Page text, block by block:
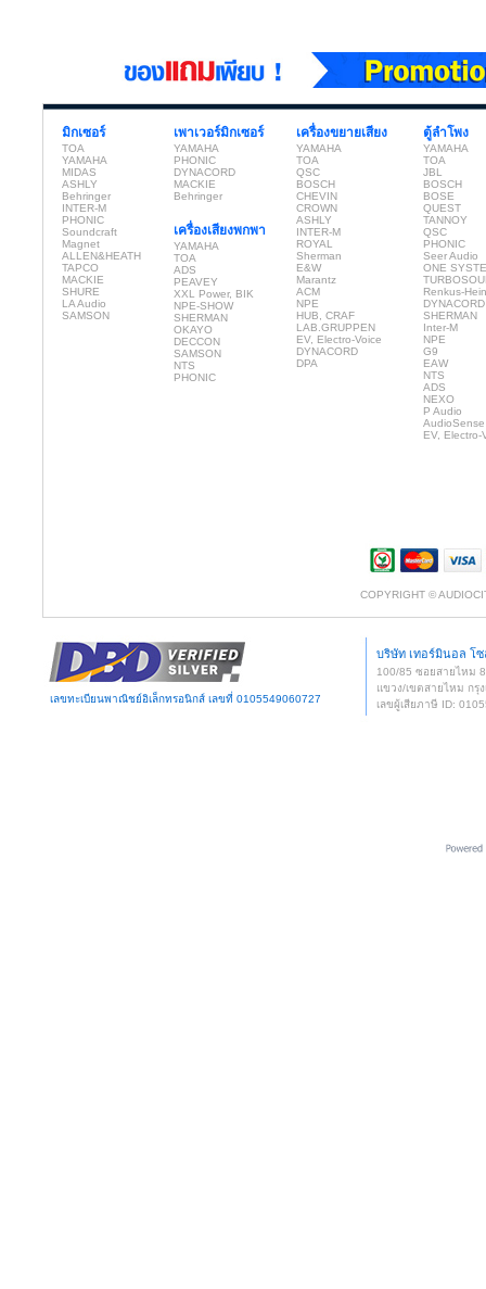
มิกเซอร์
TOA
YAMAHA
MIDAS
ASHLY
Behringer
INTER-M
PHONIC
Soundcraft
Magnet
ALLEN&HEATH
TAPCO
MACKIE
SHURE
LA Audio
SAMSON
เพาเวอร์มิกเซอร์
YAMAHA
PHONIC
DYNACORD
MACKIE
Behringer
เครื่องเสียงพกพา
YAMAHA
TOA
ADS
PEAVEY
XXL Power, BIK
NPE-SHOW
SHERMAN
OKAYO
DECCON
SAMSON
NTS
PHONIC
เครื่องขยายเสียง
YAMAHA
TOA
QSC
BOSCH
CHEVIN
CROWN
ASHLY
INTER-M
ROYAL
Sherman
E&W
Marantz
ACM
NPE
HUB, CRAF
LAB.GRUPPEN
EV, Electro-Voice
DYNACORD
DPA
ตู้ลำโพง
YAMAHA
TOA
JBL
BOSCH
BOSE
QUEST
TANNOY
QSC
PHONIC
Seer Audio
ONE
Renkus-
DYNACORD
SHERMAN
Inter-M
NPE
G9
EAW
NTS
ADS
NEXO
P Audio
AudioSense
EV, Electro-
COPYRIGHT ©
เลขทะเบียนพาณิชย์อิเล็กทรอนิกส์ เลขที่ 0105549060727
บริษัท เทอร์มินอล โ
100/85 ซอยสายไหม
แขวง/เขตสายไหม กรุ
เลขผู้เสียภาษี ID: